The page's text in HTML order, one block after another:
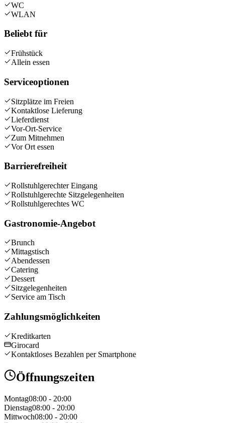
WC
WLAN
Beliebt für
Frühstück
Allein essen
Serviceoptionen
Sitzplätze im Freien
Kontaktlose Lieferung
Lieferdienst
Vor-Ort-Service
Zum Mitnehmen
Vor Ort essen
Barrierefreiheit
Rollstuhlgerechter Eingang
Rollstuhlgerechte Sitzgelegenheiten
Rollstuhlgerechtes WC
Gastronomie-Angebot
Brunch
Mittagstisch
Abendessen
Catering
Dessert
Sitzgelegenheiten
Service am Tisch
Zahlungsmöglichkeiten
Kreditkarten
Girocard
Kontaktloses Bezahlen per Smartphone
Öffnungszeiten
Montag08:00 - 20:00
Dienstag08:00 - 20:00
Mittwoch08:00 - 20:00